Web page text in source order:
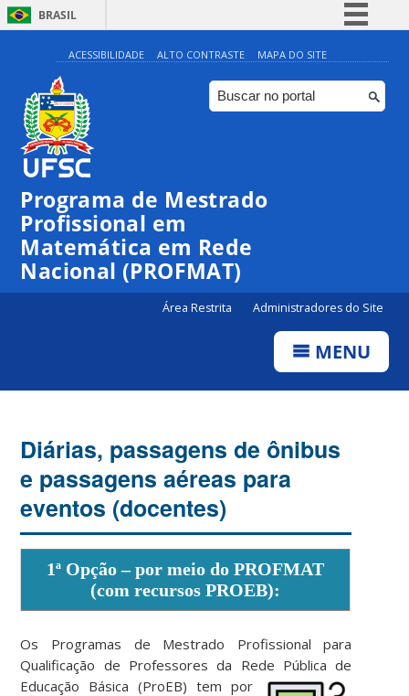
BRASIL
Simplifique!
Comunica BR
Participe
ACESSIBILIDADE ALTO CONTRASTE MAPA DO SITE
Programa de Mestrado
Profissional em
Matemática em Rede
Nacional (PROFMAT)
Área Restrita Administradores do Site
MENU
Diárias, passagens de ônibus
e passagens aéreas para
eventos (docentes)
1ª Opção – por meio do PROFMAT
(com recursos PROEB):
Os Programas de Mestrado Profissional para
Qualificação de Professores da Rede Pública de
Educação Básica (ProEB) tem por